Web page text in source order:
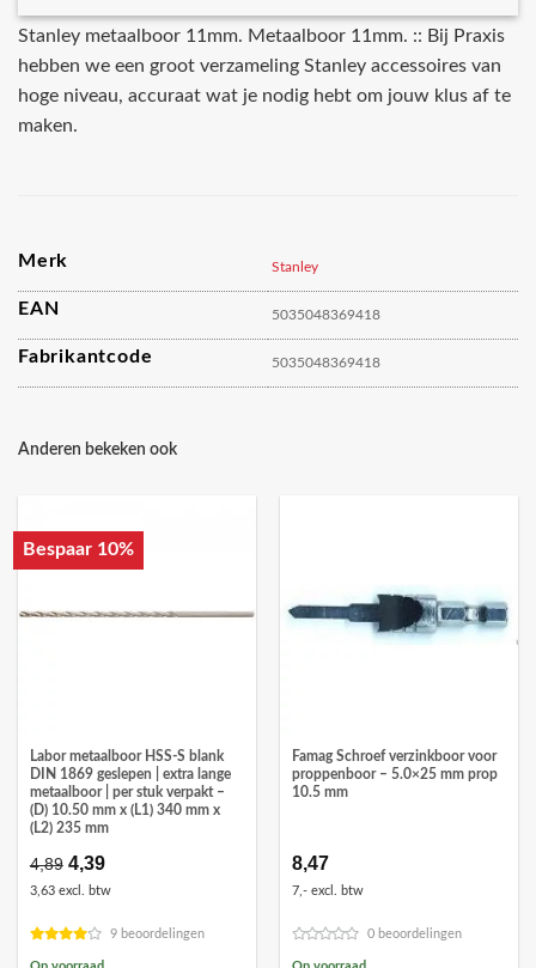
Stanley metaalboor 11mm. Metaalboor 11mm. :: Bij Praxis
hebben we een groot verzameling Stanley accessoires van
hoge niveau, accuraat wat je nodig hebt om jouw klus af te
maken.
Merk Stanley
EAN 5035048369418
Fabrikantcode 5035048369418
Anderen bekeken ook
Bespaar 10%
Labor metaalboor HSS-S blank
DIN 1869 geslepen | extra lange
metaalboor | per stuk verpakt –
(D) 10.50 mm x (L1) 340 mm x
(L2) 235 mm
4,89 Oorspronkelijke
prijs
was:
4,39Huidige
is:
3,63 excl. btw
9 beoordelingen
Famag Schroef verzinkboor voor
proppenboor – 5.0×25 mm prop
10.5 mm
8,47
7,- excl. btw
0 beoordelingen